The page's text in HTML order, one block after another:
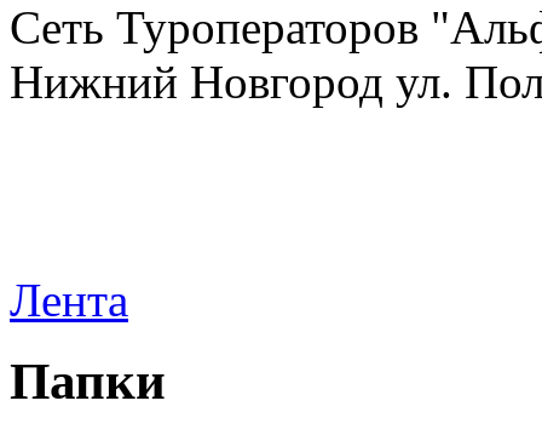
Сеть Туроператоров
Нижний Новгород ул.
Лента
Папки